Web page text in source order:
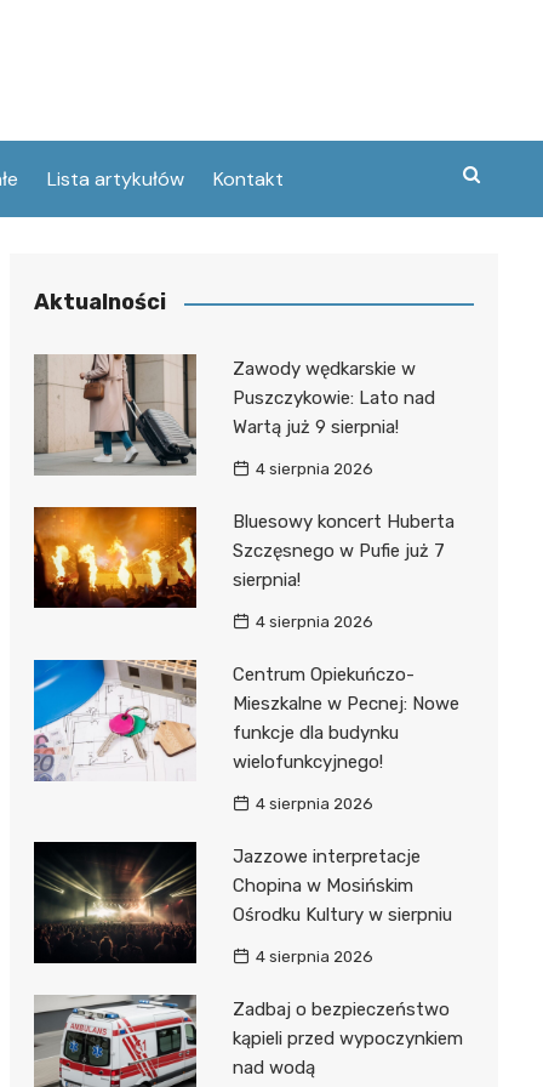
Lista artykułów Kontakt
Aktualności
Zawody wędkarskie w
Puszczykowie: Lato nad
Wartą już 9 sierpnia!
4 sierpnia 2026
Bluesowy koncert Huberta
Szczęsnego w Pufie już 7
sierpnia!
4 sierpnia 2026
Centrum Opiekuńczo-
Mieszkalne w Pecnej: Nowe
funkcje dla budynku
wielofunkcyjnego!
4 sierpnia 2026
Jazzowe interpretacje
Chopina w Mosińskim
Ośrodku Kultury w sierpniu
4 sierpnia 2026
Zadbaj o bezpieczeństwo
kąpieli przed wypoczynkiem
nad wodą